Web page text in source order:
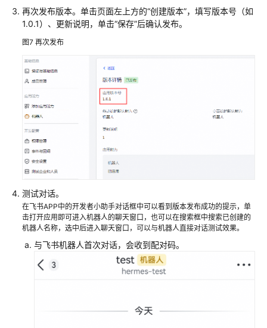
再次发布版本。单击页面左上方的“创建版本”，填写版本号（如
1.0.1）、更新说明，单击“保存”后确认发布。
图7 再次发布
测试对话。
在飞书APP中的开发者小助手对话框中可以看到版本发布成功的提示，单
击打开应用即可进入机器人的聊天窗口，也可以在搜索框中搜索已创建的
机器人名称，选中后进入聊天窗口，可以与机器人直接对话测试效果。
与飞书机器人首次对话，会收到配对码。